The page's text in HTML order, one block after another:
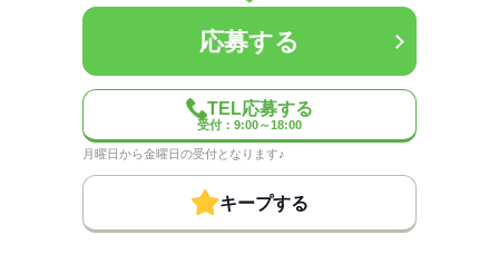
■交通費一部支給（往復の通勤距離1Km/10円）
■敷地内に舗装駐車場あり
■制服貸与
応募する
応募する
TEL応募する
受付：9:00～18:00
月曜日から金曜日の受付となります♪
キープする